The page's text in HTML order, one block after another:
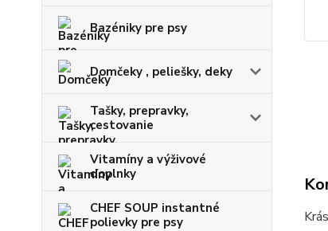
Bazéniky pre psy
Domčeky , peliešky, deky
Tašky, prepravky,
cestovanie
Vitamíny a výživové
doplnky
CHEF SOUP instantné
polievky pre psy